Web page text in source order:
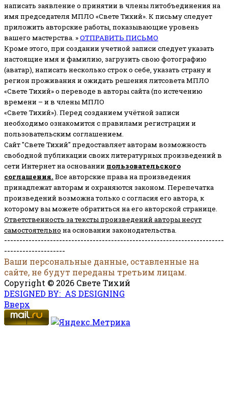
написать заявление о принятии в члены литобъединения на
имя председателя МПЛО «Свете Тихий». К письму следует
приложить авторские работы, показывающие уровень
вашего мастерства. »ОТПРАВИТЬ ПИСЬМО
Кроме этого, при создании учетной записи следует указать
настоящие имя и фамилию, загрузить свою фотографию
(аватар), написать несколько строк о себе, указать страну и
регион проживания и ожидать решения литсовета МПЛО
«Свете Тихий» о переводе в авторы сайта (по истечению
времени – и в члены МПЛО
«Свете Тихий»). Перед созданием учётной записи
необходимо ознакомится с правилами регистрации и
пользовательским соглашением.
Сайт "Свете Тихий" предоставляет авторам возможность
свободной публикации своих литературных произведений в
сети Интернет на основании пользовательского
соглашения. Все авторские права на произведения
принадлежат авторам и охраняются законом. Перепечатка
произведений возможна только с согласия его автора, к
которому вы можете обратиться на его авторской странице.
Ответственность за тексты произведений авторы несут
самостоятельно на основании законодательства.
------------------------------------------------------------------------
--------------------
Ваши персональные данные, оставленные на
сайте, не будут переданы третьим лицам.
Copyright © 2026 Свете Тихий
DESIGNED BY: AS DESIGNING
Вверх